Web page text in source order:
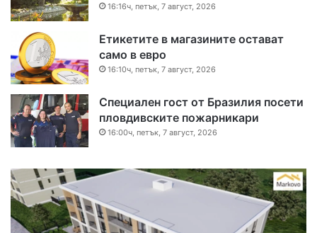
16:16ч, петък, 7 август, 2026
Етикетите в магазините остават
само в евро
16:10ч, петък, 7 август, 2026
Специален гост от Бразилия посети
пловдивските пожарникари
16:00ч, петък, 7 август, 2026